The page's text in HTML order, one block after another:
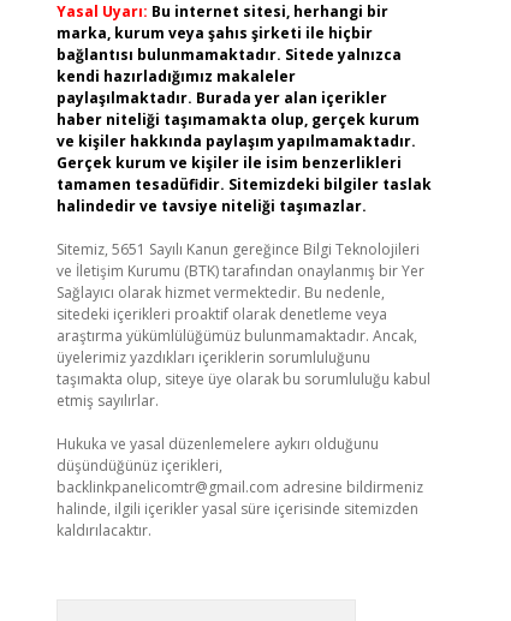
Yasal Uyarı: Bu internet sitesi, herhangi bir
marka, kurum veya şahıs şirketi ile hiçbir
bağlantısı bulunmamaktadır. Sitede yalnızca
kendi hazırladığımız makaleler
paylaşılmaktadır. Burada yer alan içerikler
haber niteliği taşımamakta olup, gerçek kurum
ve kişiler hakkında paylaşım yapılmamaktadır.
Gerçek kurum ve kişiler ile isim benzerlikleri
tamamen tesadüfidir. Sitemizdeki bilgiler taslak
halindedir ve tavsiye niteliği taşımazlar.
Sitemiz, 5651 Sayılı Kanun gereğince Bilgi Teknolojileri
ve İletişim Kurumu (BTK) tarafından onaylanmış bir Yer
Sağlayıcı olarak hizmet vermektedir. Bu nedenle,
sitedeki içerikleri proaktif olarak denetleme veya
araştırma yükümlülüğümüz bulunmamaktadır. Ancak,
üyelerimiz yazdıkları içeriklerin sorumluluğunu
taşımakta olup, siteye üye olarak bu sorumluluğu kabul
etmiş sayılırlar.
Hukuka ve yasal düzenlemelere aykırı olduğunu
düşündüğünüz içerikleri,
backlinkpanelicomtr@gmail.com adresine bildirmeniz
halinde, ilgili içerikler yasal süre içerisinde sitemizden
kaldırılacaktır.